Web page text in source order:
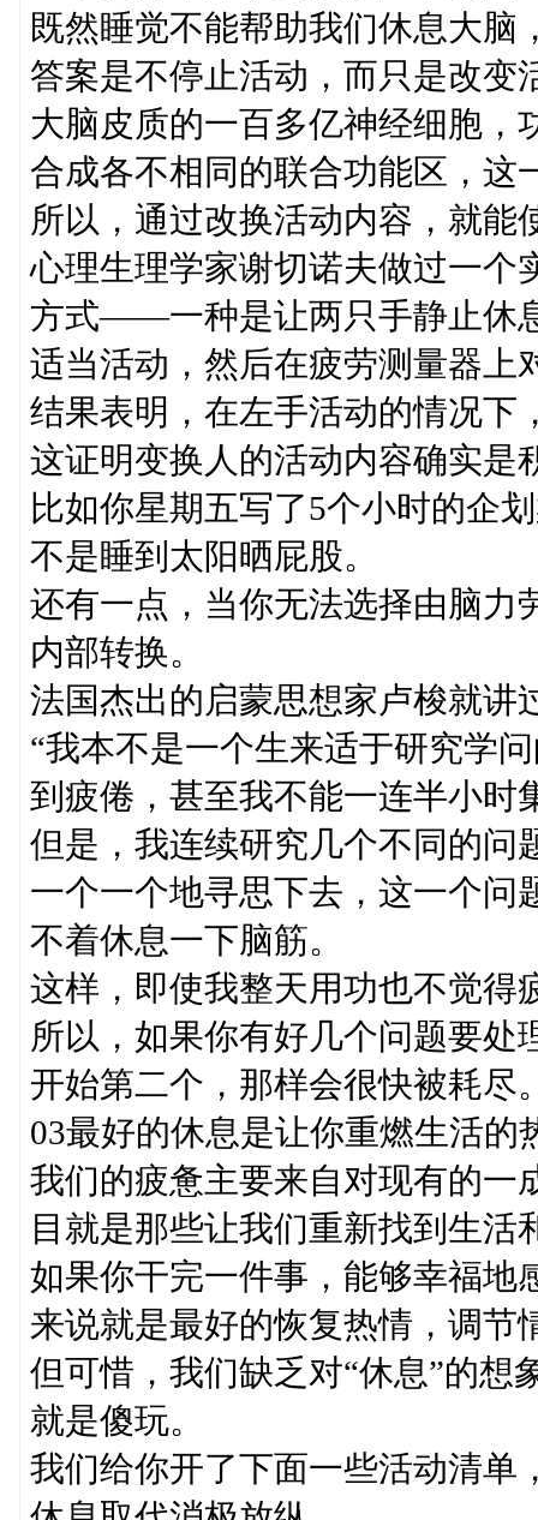
既然睡觉不能帮助我们休息大脑
答案是不停止活动，而只是改变
大脑皮质的一百多亿神经细胞，
合成各不相同的联合功能区，这
所以，通过改换活动内容，就能
心理生理学家谢切诺夫做过一个
方式——一种是让两只手静止休
适当活动，然后在疲劳测量器上
结果表明，在左手活动的情况下
这证明变换人的活动内容确实是
比如你星期五写了5个小时的企
不是睡到太阳晒屁股。
还有一点，当你无法选择由脑力
内部转换。
法国杰出的启蒙思想家卢梭就讲
“我本不是一个生来适于研究学
到疲倦，甚至我不能一连半小时
但是，我连续研究几个不同的问
一个一个地寻思下去，这一个问
不着休息一下脑筋。
这样，即使我整天用功也不觉得
所以，如果你有好几个问题要处
开始第二个，那样会很快被耗尽
03最好的休息是让你重燃生活的
我们的疲惫主要来自对现有的一
目就是那些让我们重新找到生活
如果你干完一件事，能够幸福地
来说就是最好的恢复热情，调节
但可惜，我们缺乏对“休息”的想
就是傻玩。
我们给你开了下面一些活动清单